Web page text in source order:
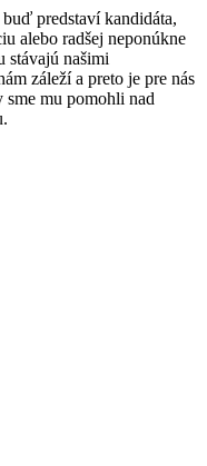
predstaví kandidáta,
alebo radšej neponúkne
stávajú našimi
záleží a preto je pre nás
mu pomohli nad